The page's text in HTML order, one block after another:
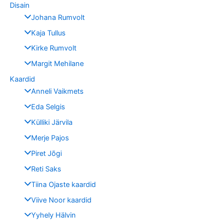
Disain
Johana Rumvolt
Kaja Tullus
Kirke Rumvolt
Margit Mehilane
Kaardid
Anneli Vaikmets
Eda Selgis
Külliki Järvila
Merje Pajos
Piret Jõgi
Reti Saks
Tiina Ojaste kaardid
Viive Noor kaardid
Yyhely Hälvin